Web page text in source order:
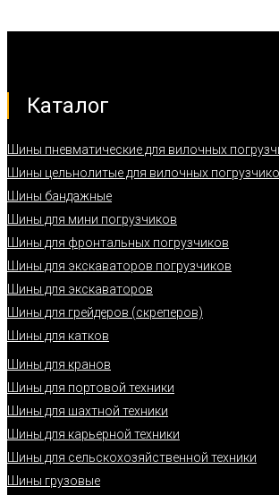
Каталог
Шины пневматические для вилочных
Шины цельнолитые для вилочных
Шины бандажные
Шины для мини погрузчиков
Шины для фронтальных погрузчиков
Шины для экскаваторов погрузчиков
Шины для экскаваторов
Шины для грейдеров (скреперов)
Шины для катков
Шины для кранов
Шины для портовой техники
Шины для шахтной техники
Шины для карьерной техники
Шины для сельскохозяйственной техники
Шины грузовые